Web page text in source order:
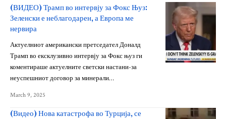
(ВИДЕО) Трамп во интервју за Фокс Њуз:
Зеленски е неблагодарен, а Европа ме
нервира
Актуелниот американски претседател Доналд
Трамп во ексклузивно интервју за Фокс њуз ги
коментираше актуелните светски настани-за
неуспешниот договор за минерали…
March 9, 2025
(Видео) Нова катастрофа во Турција, се